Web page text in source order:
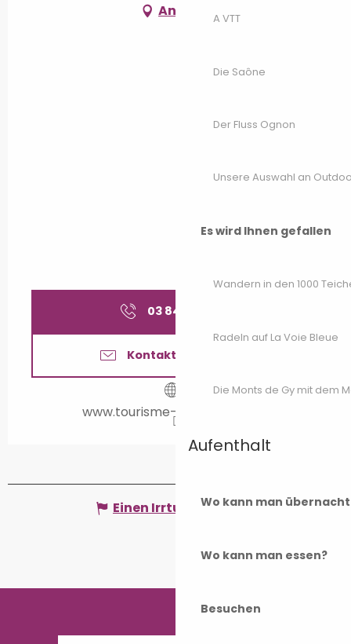
A VTT
Die Saône
Der Fluss Ognon
Unsere Auswahl an
Es wird Ihnen gefallen
Wandern in den 1000
Radeln auf La Voie Bleue
Die Monts de Gy mit dem
Aufenthalt
Wo kann man
Wo kann man essen?
Besuchen
Anfahrt
03 84 65 18
Kontaktieren Sie uns
www.tourisme-valdegray.com
Einen Irrtum angeben